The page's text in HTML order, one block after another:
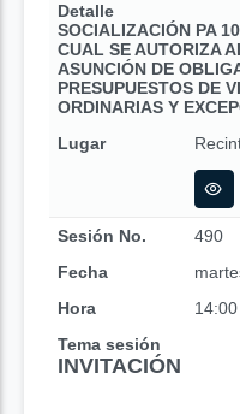
Detalle
SOCIALIZACIÓN PA
CUAL SE AUTORIZA
ASUNCIÓN DE
PRESUPUESTOS DE
ORDINARIAS Y
Lugar
Sesión No.
490
Fecha
Hora
14:00
Tema sesión
INVITACIÓN